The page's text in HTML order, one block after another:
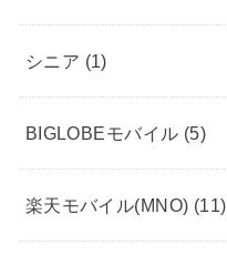
シニア (1)
BIGLOBEモバイル (5)
楽天モバイル(MNO) (11)